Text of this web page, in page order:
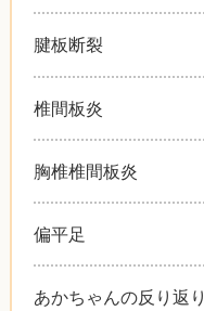
腱板断裂
椎間板炎
胸椎椎間板炎
偏平足
あかちゃんの反り返り